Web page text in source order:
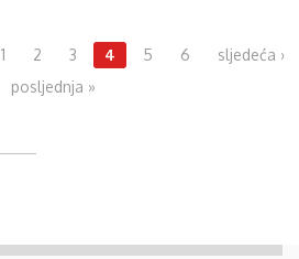
1 2 3 4 5 6
sljedeća ›
posljednja »